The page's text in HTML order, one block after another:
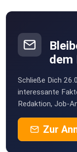
dem
Schließe Dich
interessante
Redaktion, Job-
Zur